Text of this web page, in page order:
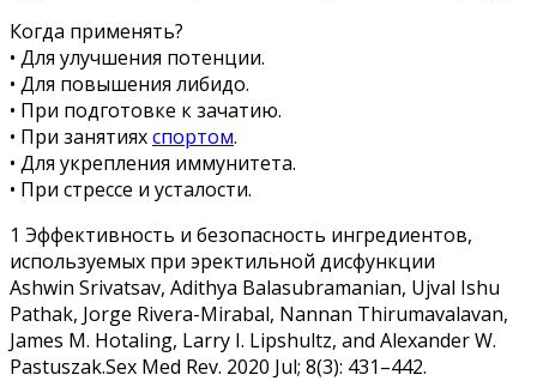
Когда применять?
• Для улучшения потенции.
• Для повышения либидо.
• При подготовке к зачатию.
• При занятияхспортом.
• Для укрепления иммунитета.
• При стрессе и усталости.
1 Эффективность и безопасность ингредиентов,
используемых при эректильной дисфункции
Ashwin Srivatsav, Adithya Balasubramanian, Ujval Ishu
Pathak, Jorge Rivera-Mirabal, Nannan Thirumavalavan,
James M. Hotaling, Larry I. Lipshultz, and Alexander W.
Pastuszak.Sex Med Rev. 2020 Jul; 8(3): 431–442.